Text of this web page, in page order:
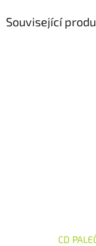
Související
CD